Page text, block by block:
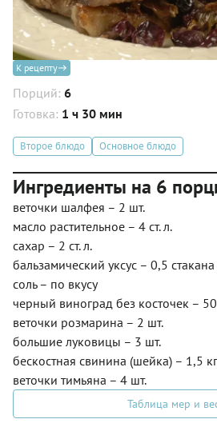
К рецепту
Порций: 6
Готовка: 1 ч 30 мин
Второе блюдо Основное блюдо
Ингредиенты на 6
веточки шалфея – 2 шт.
масло растительное – 4 ст. л.
сахар – 2 ст. л.
бальзамический уксус – 0,5 стакана
соль – по вкусу
черный виноград без косточек –
веточки розмарина – 2 шт.
большие луковицы – 3 шт.
бескостная свинина (шейка) – 1,5 кг
веточки тимьяна – 4 шт.
Таблица мер и